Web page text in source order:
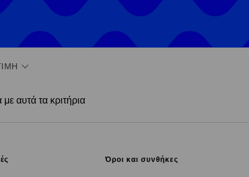
αυτά τα κριτήρια
Όροι και συνθήκες